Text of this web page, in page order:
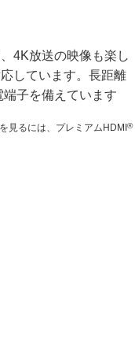
4K放送の映像も楽し
しています。長距離
子を備えています
見るには、プレミアムHDMI ®